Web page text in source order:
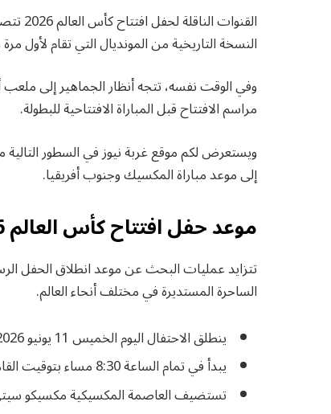
النسخة التاريخية من المونديال التي تقام لأول مرة
وفي الوقت نفسه، تتجه أنظار الجماهير إلى
مراسم الافتتاح قبل المباراة الافتتاحية للبطولة.
ويستعرض لكم موقع غربة نيوز في السطور التالية
إلى موعد مباراة المكسيك وجنوب أفريقيا.
موعد حفل افتتاح كأس العالم 2026
تتزايد عمليات البحث عن موعد انطلاق الحفل
الساحرة المستديرة في مختلف أنحاء العالم.
ينطلق الاحتفال اليوم الخميس 11 يونيو 2026.
يبدأ في تمام الساعة 8:30 مساء بتوقيت القاهرة، على ملعب أزتيكا التاريخي.
تستضيف العاصمة المكسيكية مكسيكو